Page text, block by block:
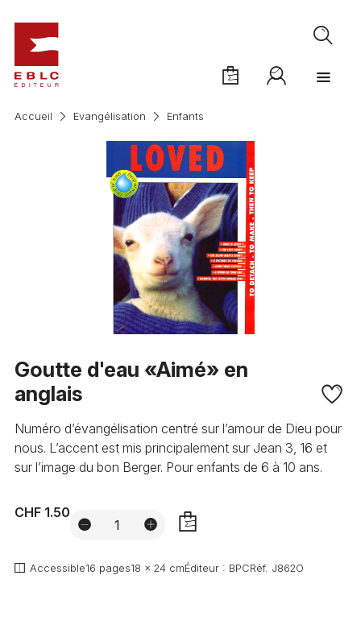
Accueil Evangélisation Enfants
Goutte d'eau «Aimé» en
anglais
Numéro d’évangélisation centré sur l’amour de Dieu pour
nous. L’accent est mis principalement sur Jean 3, 16 et
sur l’image du bon Berger. Pour enfants de 6 à 10 ans.
CHF 1.50
Accessible16 pages18 x 24 cmÉditeur : BPCRéf. J862O